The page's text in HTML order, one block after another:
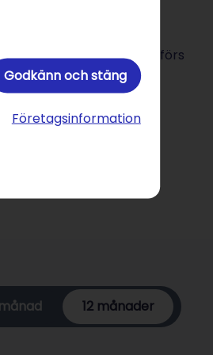
Godkänn och stäng
Företagsinformation
Dessutom jämförs
smarta notiser får du
12 månader